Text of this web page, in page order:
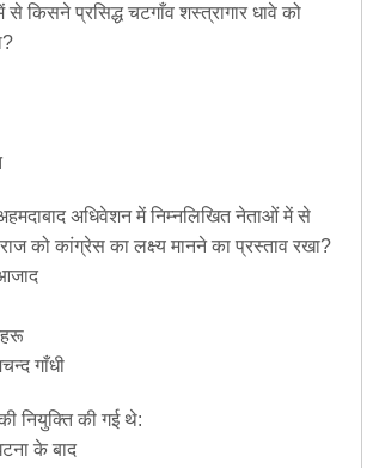
से किसने प्रसिद्ध चटगाँव शस्त्रागार धावे को
अधिवेशन में निम्नलिखित नेताओं में से
को कांग्रेस का लक्ष्य मानने का प्रस्ताव रखा?
गाँधी
नियुक्ति की गई थे:
के बाद